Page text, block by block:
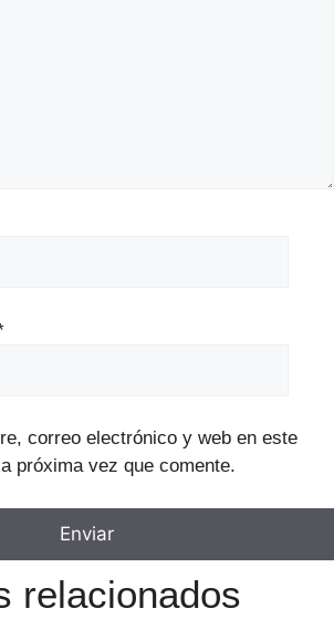
correo electrónico y web en este
próxima vez que comente.
relacionados